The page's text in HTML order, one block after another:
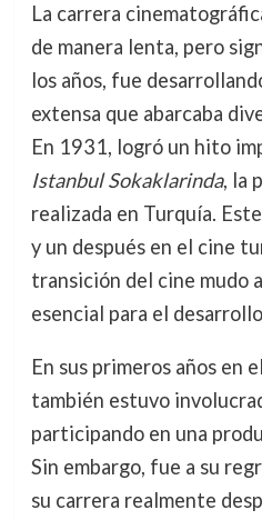
La carrera
de manera lenta, pero
los años, fue
extensa que abarcaba
En 1931, logró un hito
Istanbul Sokaklarinda, la
realizada en Turquía.
y un después en el cine
transición del cine mudo
esencial para el
En sus primeros años en
también estuvo
participando en una
Sin embargo, fue a su
su carrera realmente